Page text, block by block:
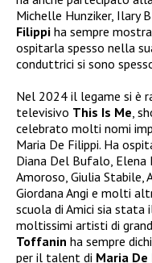
Michelle Hunziker, Ilary
Filippi ha sempre
ospitarla spesso nella
conduttrici si sono
Nel 2024 il legame si è
televisivo This Is Me ,
celebrato molti nomi
Maria De Filippi. Ha
Diana Del Bufalo, Elena
Amoroso, Giulia Stabile,
Giordana Angi e molti
scuola di Amici sia
moltissimi artisti di
Toffanin ha sempre
per il talent di Maria De